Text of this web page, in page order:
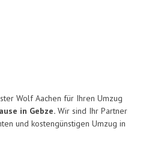
Wolf Aachen für Ihren Umzug
in Gebze. Wir sind Ihr Partner
und kostengünstigen Umzug in